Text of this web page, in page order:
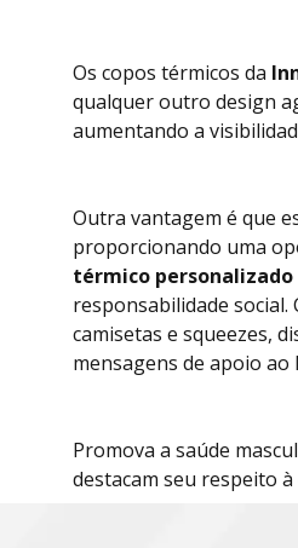
Os copos térmicos da
qualquer outro design
aumentando a
Outra vantagem é que
proporcionando uma
térmico
responsabilidade
camisetas e squeezes,
mensagens de apoio ao
Promova a saúde
destacam seu respeito à